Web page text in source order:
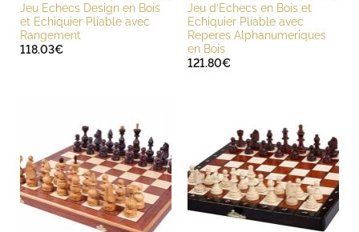
Jeu Echecs Design en Bois
et Echiquier Pliable avec
Rangement
118.03€
Jeu d’Echecs en Bois et
Echiquier Pliable avec
Reperes Alphanumeriques
en Bois
121.80€